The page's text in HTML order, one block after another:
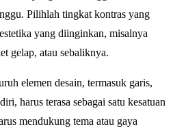
Pilihlah tingkat kontras yang
yang diinginkan, misalnya
gelap, atau sebaliknya.
elemen desain, termasuk garis,
harus terasa sebagai satu kesatuan
mendukung tema atau gaya